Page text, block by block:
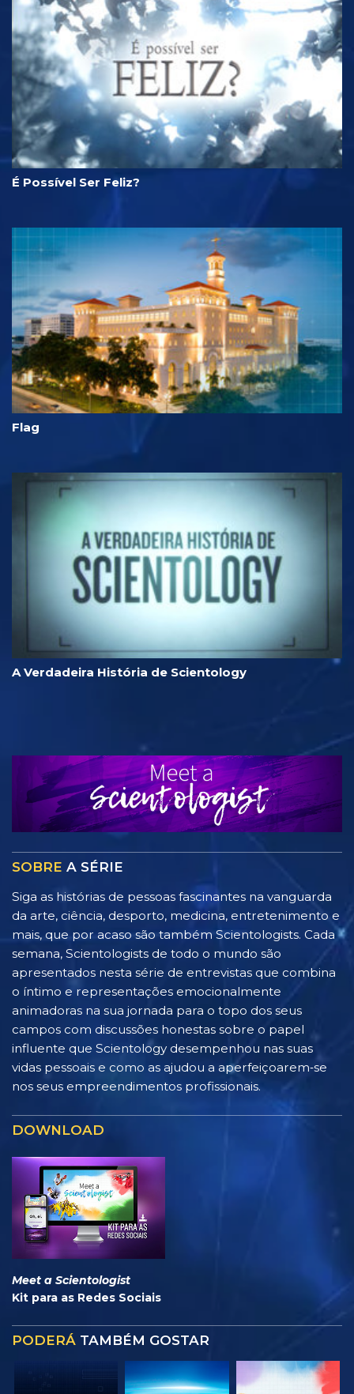
É Possível Ser Feliz?
Flag
A Verdadeira História de Scientology
SOBRE A SÉRIE
Siga as histórias de pessoas fascinantes na vanguarda
da arte, ciência, desporto, medicina, entretenimento e
mais, que por acaso são também Scientologists. Cada
semana, Scientologists de todo o mundo são
apresentados nesta série de entrevistas que combina
o íntimo e representações emocionalmente
animadoras na sua jornada para o topo dos seus
campos com discussões honestas sobre o papel
influente que Scientology desempenhou nas suas
vidas pessoais e como as ajudou a aperfeiçoarem‑se
nos seus empreendimentos profissionais.
DOWNLOAD
Meet a Scientologist
Kit para as Redes Sociais
PODERÁ TAMBÉM GOSTAR